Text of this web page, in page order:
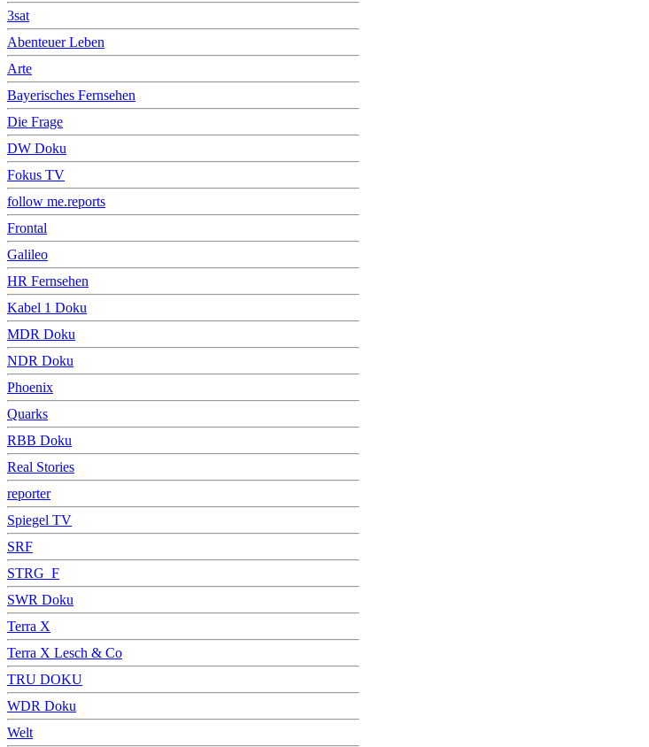
3sat
Abenteuer Leben
Arte
Bayerisches Fernsehen
Die Frage
DW Doku
Fokus TV
follow me.reports
Frontal
Galileo
HR Fernsehen
Kabel 1 Doku
MDR Doku
NDR Doku
Phoenix
Quarks
RBB Doku
Real Stories
reporter
Spiegel TV
SRF
STRG_F
SWR Doku
Terra X
Terra X Lesch & Co
TRU DOKU
WDR Doku
Welt